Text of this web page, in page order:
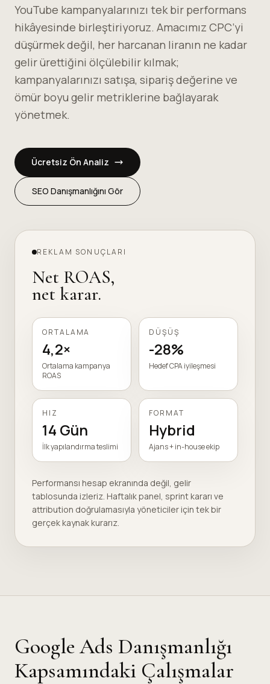
YouTube kampanyalarınızı tek bir performans
hikâyesinde birleştiriyoruz. Amacımız CPC’yi
düşürmek değil, her harcanan liranın ne kadar
gelir ürettiğini ölçülebilir kılmak;
kampanyalarınızı satışa, sipariş değerine ve
ömür boyu gelir metriklerine bağlayarak
yönetmek.
Ücretsiz Ön Analiz
SEO Danışmanlığını Gör
REKLAM SONUÇLARI
Net ROAS,
net karar.
ORTALAMA
4,2×
Ortalama kampanya
ROAS
DÜŞÜŞ
-28%
Hedef CPA iyileşmesi
HIZ
14 Gün
İlk yapılandırma teslimi
FORMAT
Hybrid
Ajans + in-house ekip
Performansı hesap ekranında değil, gelir
tablosunda izleriz. Haftalık panel, sprint kararı ve
attribution doğrulamasıyla yöneticiler için tek bir
gerçek kaynak kurarız.
Google Ads Danışmanlığı
Kapsamındaki Çalışmalar